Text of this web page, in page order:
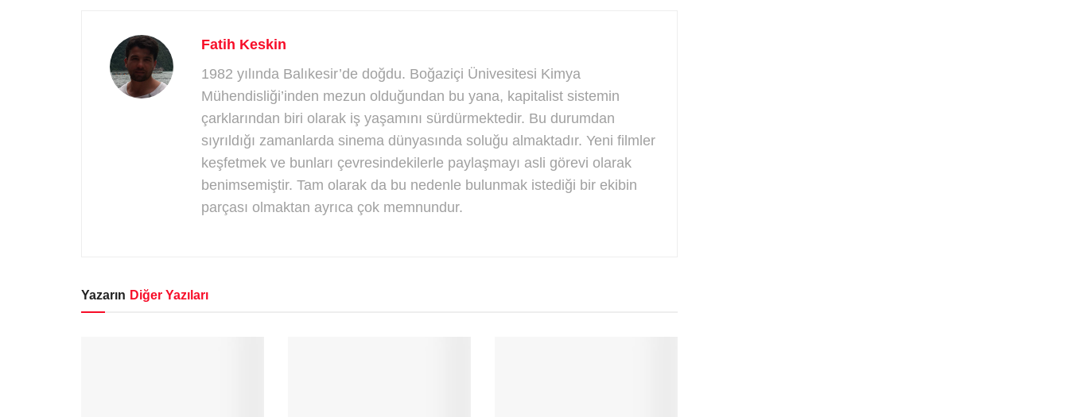
Fatih Keskin
1982 yılında Balıkesir’de doğdu. Boğaziçi Ünivesitesi Kimya
Mühendisliği’inden mezun olduğundan bu yana, kapitalist sistemin
çarklarından biri olarak iş yaşamını sürdürmektedir. Bu durumdan
sıyrıldığı zamanlarda sinema dünyasında soluğu almaktadır. Yeni filmler
keşfetmek ve bunları çevresindekilerle paylaşmayı asli görevi olarak
benimsemiştir. Tam olarak da bu nedenle bulunmak istediği bir ekibin
parçası olmaktan ayrıca çok memnundur.
Yazarın Diğer Yazıları